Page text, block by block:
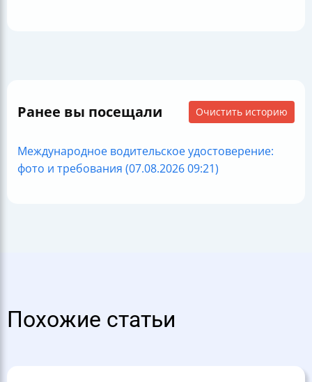
Ранее вы посещали Очистить историю
Международное водительское удостоверение:
фото и требования (07.08.2026 09:21)
Похожие статьи